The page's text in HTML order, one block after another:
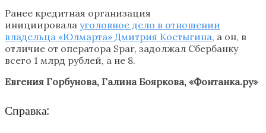
Ранее кредитная организация
инициировала уголовное дело в отношении
владельца «Юлмарта» Дмитрия Костыгина, а он, в
отличие от оператора Spar, задолжал Сбербанку
всего 1 млрд рублей, а не 8.
Евгения Горбунова, Галина Бояркова, «Фонтанка.ру»
Справка: